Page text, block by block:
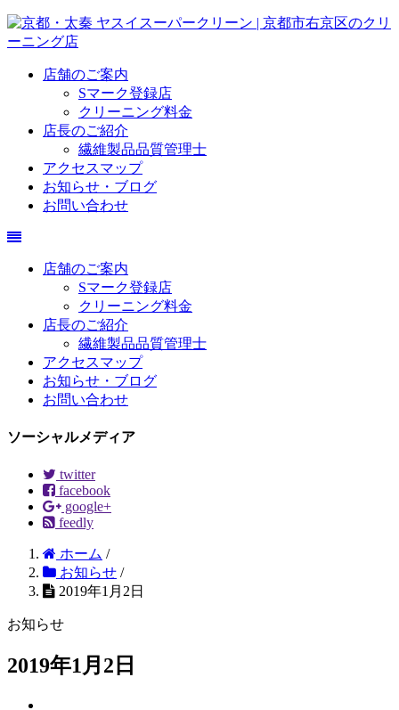
店舗のご案内
Sマーク登録店
クリーニング料金
店長のご紹介
繊維製品品質管理士
アクセスマップ
お知らせ・ブログ
お問い合わせ
店舗のご案内
Sマーク登録店
クリーニング料金
店長のご紹介
繊維製品品質管理士
アクセスマップ
お知らせ・ブログ
お問い合わせ
ソーシャルメディア
twitter
facebook
google+
feedly
ホーム /
お知らせ /
2019年1月2日
お知らせ
2019年1月2日